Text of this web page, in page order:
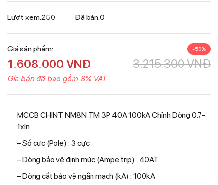
Lượt xem:250 Đã bán:0
Giá sản phẩm: -50%
3.215.300VNĐ
1.608.000 VNĐ
Gía bán đã bao gồm 8% VAT
MCCB CHINT NM8N TM 3P 40A 100kA Chỉnh Dòng 0.7-
1xIn
– Số cực (Pole) : 3 cực
– Dòng bảo vệ định mức (Ampe trip) : 40AT
– Dòng cắt bảo vệ ngắn mạch (kA) : 100kA